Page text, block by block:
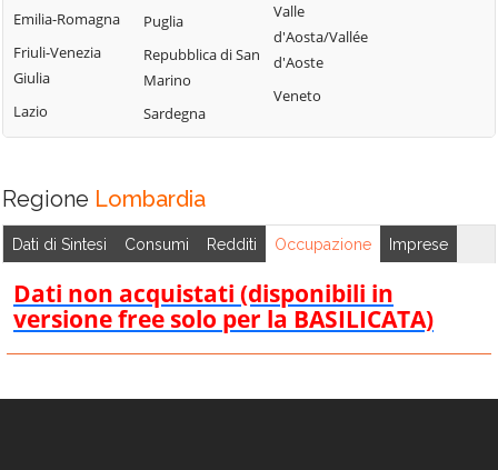
Emilia-Romagna
Friuli-Venezia
Giulia
Lazio
Puglia
Repubblica di San
Marino
Sardegna
Valle
d'Aosta/Vallée
d'Aoste
Veneto
Regione Lombardia
Dati di Sintesi Consumi Redditi Occupazione Imprese
Dati non acquistati (disponibili in
versione free solo per la BASILICATA)